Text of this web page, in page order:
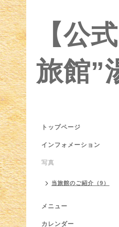
【公
旅館”
トップページ
インフォメーション
写真
当旅館のご紹介（9）
メニュー
カレンダー